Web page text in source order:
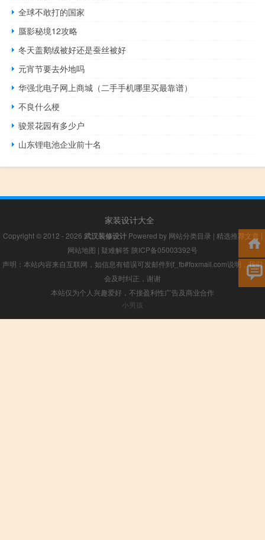
全球不敢打的国家
蜃影秘境12攻略
冬天盖鹅绒被好还是蚕丝被好
元宵节要去外地吗
华强北电子网上商城（二手手机哪里买最靠谱）
不良什么梗
骏景花园有多少户
山东锂电池企业前十名
家装设计大全
Copyright © 2012 - 2026 武汉装修设计Powered by 网站分类目录 | 精选推荐文章 |
网站地图 | 疑难解答 陕ICP备05003392号
声明：本站内容来自互联网，如信息有错误可发邮件到f_fb#foxmail.com说明，我们
会及时纠正，谢谢
本站仅为个人兴趣爱好，不接盈利性广告及商业合作
小男孩